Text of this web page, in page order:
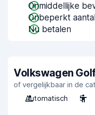
Onmiddellijke
Onbeperkt
Nu betalen
Volkswagen
of vergelijkbaar in de
Automatisch
5